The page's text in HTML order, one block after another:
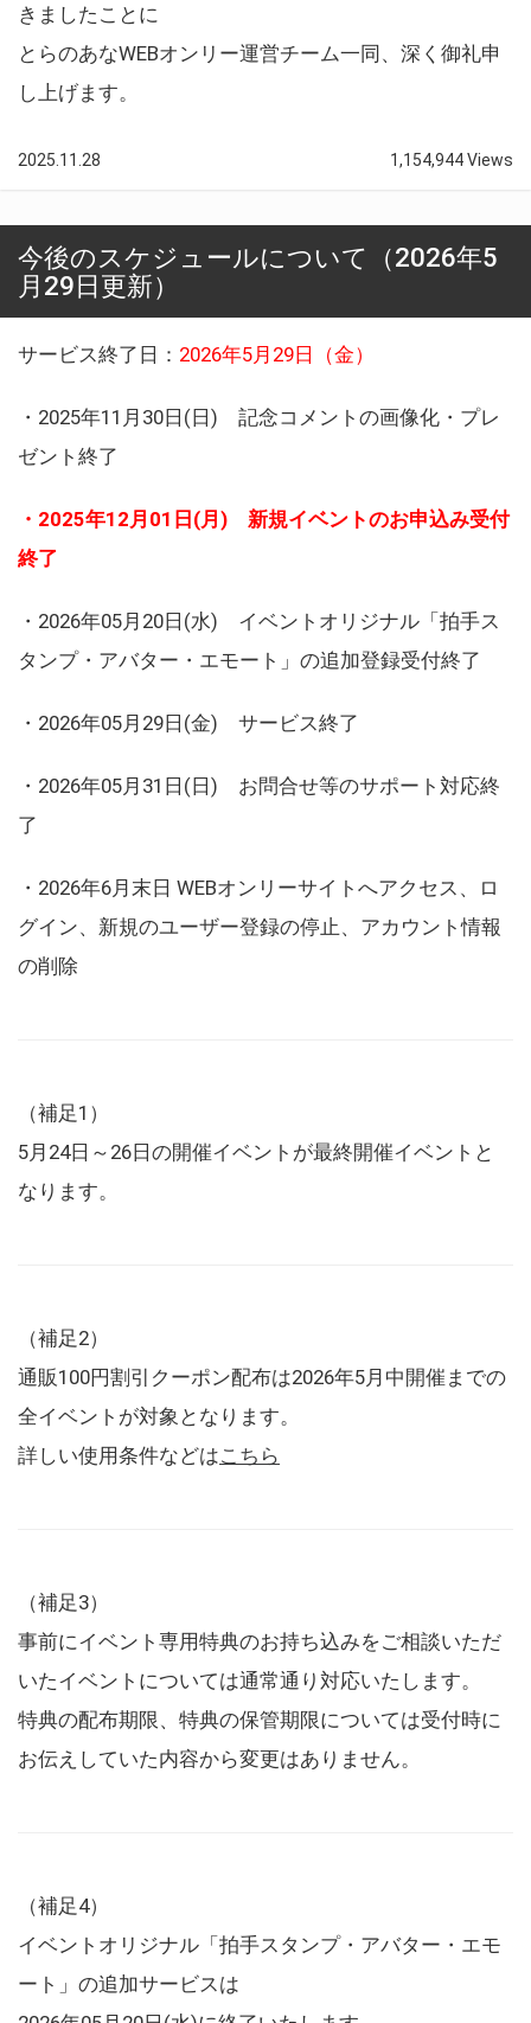
きましたことに
とらのあなWEBオンリー運営チーム一同、深く御礼申
し上げます。
2025.11.28 1,154,944 Views
今後のスケジュールについて（2026年5
月29日更新）
サービス終了日： 2026年5月29日（金）
・2025年11月30日(日) 記念コメントの画像化・プレ
ゼント終了
・2025年12月01日(月) 新規イベントのお申込み受付
終了
・2026年05月20日(水) イベントオリジナル「拍手ス
タンプ・アバター・エモート」の追加登録受付終了
・2026年05月29日(金) サービス終了
・2026年05月31日(日) お問合せ等のサポート対応終
了
・2026年6月末日 WEBオンリーサイトへアクセス、ロ
グイン、新規のユーザー登録の停止、アカウント情報
の削除
（補足1）
5月24日～26日の開催イベントが最終開催イベントと
なります。
（補足2）
通販100円割引クーポン配布は2026年5月中開催までの
全イベントが対象となります。
詳しい使用条件などはこちら
（補足3）
事前にイベント専用特典のお持ち込みをご相談いただ
いたイベントについては通常通り対応いたします。
特典の配布期限、特典の保管期限については受付時に
お伝えしていた内容から変更はありません。
（補足4）
イベントオリジナル「拍手スタンプ・アバター・エモ
ート」の追加サービスは